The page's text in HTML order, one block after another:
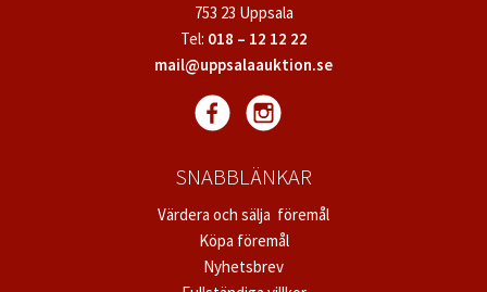
753 23 Uppsala
Tel: 018 – 12 12 22
mail@uppsalaauktion.se
SNABBLÄNKAR
Värdera och sälja föremål
Köpa föremål
Nyhetsbrev